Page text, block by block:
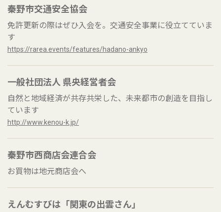
秦野市交通安全協会
免許更新の際はぜひ入会を。交通安全事業に役立てていま
す
https://rarea.events/features/hadano-ankyo
一般社団法人 県央経営者会
自然と地域経済が共存共栄した、未来都市の創造を目指し
ています
http://www.kenou-k.jp/
秦野市西商店会連合会
お買物は地元商店会へ
えんむすびは「関東の出雲さん」